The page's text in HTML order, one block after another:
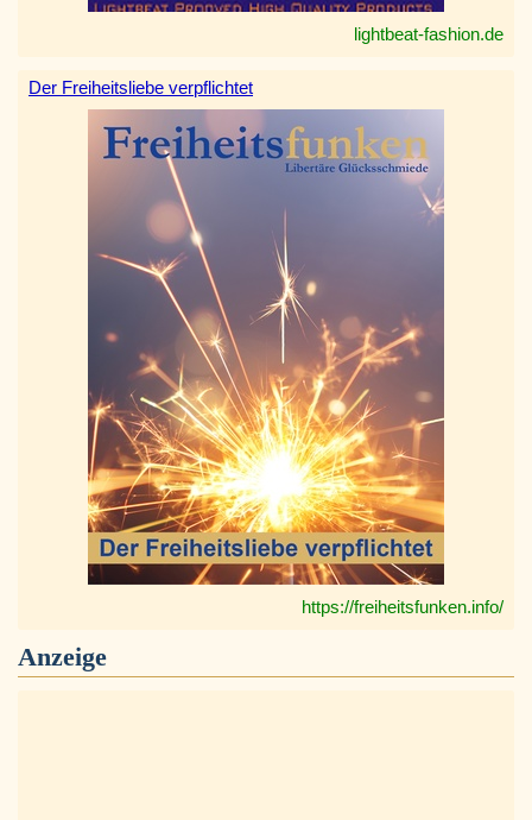
lightbeat-fashion.de
Der Freiheitsliebe verpflichtet
https://freiheitsfunken.info/
Anzeige